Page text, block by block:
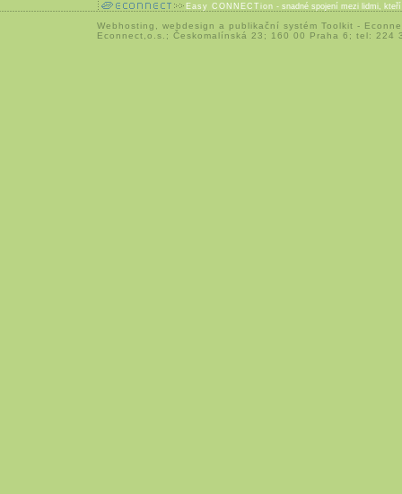
Easy CONNECTion - snadné spojení mezi lidmi,
Webhosting webdesign a publikační systém Toolkit -
Econnect,o.s.; Českomalínská 23; 160 00 Praha 6; tel: 224